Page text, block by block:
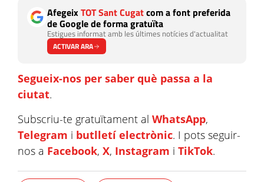
AfegeixTOT Sant Cugatcom a font preferida
de Google de forma gratuïta
Estigues informat amb les últimes notícies d'actualitat
ACTIVAR ARA
Segueix-nos per saber què passa a la
ciutat.
Subscriu-te gratuïtament al WhatsApp,
Telegram i butlletí electrònic. I pots seguir-
nos a Facebook, X, Instagram i TikTok.